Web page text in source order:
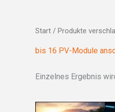
Start / Produkte
bis 16 PV-Module
Einzelnes Ergebnis